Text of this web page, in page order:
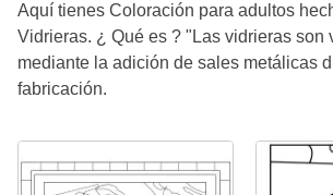
Aquí tienes Coloración para adultos
Vidrieras. ¿ Qué es ? "Las vidrieras son
mediante la adición de sales metálicas
fabricación.